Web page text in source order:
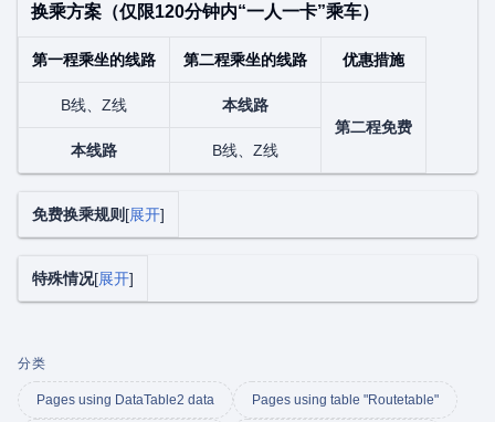
换乘方案（仅限120分钟内“一人一卡”乘车）
第一程乘坐的线路 第二程乘坐的线路 优惠措施
B线、Z线
本线路
第二程免费
本线路
B线、Z线
展开
免费换乘规则
展开
特殊情况
分类
Pages using DataTable2 data Pages using table "Routetable"